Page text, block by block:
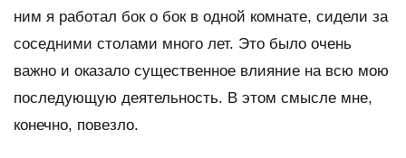
ним я работал бок о бок в одной комнате, сидели за
соседними столами много лет. Это было очень
важно и оказало существенное влияние на всю мою
последующую деятельность. В этом смысле мне,
конечно, повезло.